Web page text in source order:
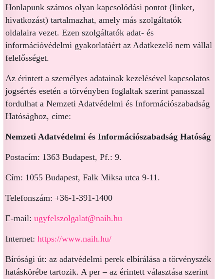
Honlapunk számos olyan kapcsolódási pontot (linket,
hivatkozást) tartalmazhat, amely más szolgáltatók
oldalaira vezet. Ezen szolgáltatók adat- és
információvédelmi gyakorlatáért az Adatkezelő nem vállal
felelősséget.
Az érintett a személyes adatainak kezelésével kapcsolatos
jogsértés esetén a törvényben foglaltak szerint panasszal
fordulhat a Nemzeti Adatvédelmi és Információszabadság
Hatósághoz, címe:
Nemzeti Adatvédelmi és Információszabadság Hatóság
Postacím: 1363 Budapest, Pf.: 9.
Cím: 1055 Budapest, Falk Miksa utca 9-11.
Telefonszám: +36-1-391-1400
E-mail: ugyfelszolgalat@naih.hu
Internet: https://www.naih.hu/
Bírósági út: az adatvédelmi perek elbírálása a törvényszék
hatáskörébe tartozik. A per – az érintett választása szerint